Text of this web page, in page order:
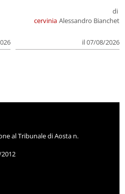
cervinia
di
Alessandro Bianchet
il 07/08/2026
al Tribunale di Aosta n.